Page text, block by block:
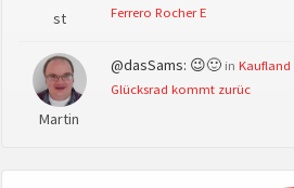
st
Ferrero Rocher E
Martin
@dasSams: 😉🙂 in Kaufland
Glücksrad kommt zurüc